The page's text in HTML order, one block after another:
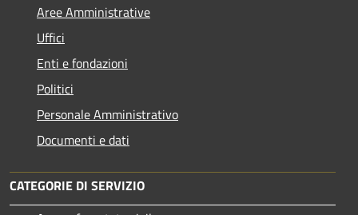
Aree Amministrative
Uffici
Enti e fondazioni
Politici
Personale Amministrativo
Documenti e dati
CATEGORIE DI SERVIZIO